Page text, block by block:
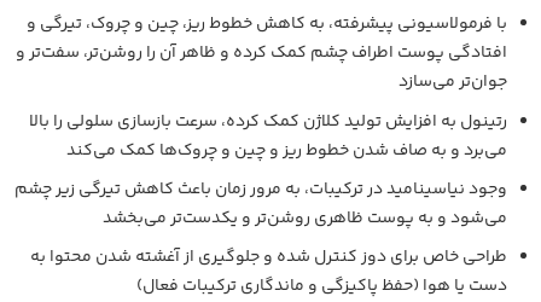
با فرمولاسیونی پیشرفته، به کاهش خطوط ریز، چین‌ و چروک، تیرگی و
افتادگی پوست اطراف چشم کمک کرده و ظاهر آن را روشن‌تر، سفت‌تر و
جوان‌تر می‌سازد
رتینول به افزایش تولید کلاژن کمک کرده، سرعت بازسازی سلولی را بالا
می‌برد و به صاف شدن خطوط ریز و چین و چروک‌ها کمک می‌کند
وجود نیاسینامید در ترکیبات، به مرور زمان باعث کاهش تیرگی زیر چشم
می‌شود و به پوست ظاهری روشن‌تر و یکدست‌تر می‌بخشد
طراحی خاص برای دوز کنترل‌ شده و جلوگیری از آغشته‌ شدن محتوا به
دست یا هوا (حفظ پاکیزگی و ماندگاری ترکیبات فعال)